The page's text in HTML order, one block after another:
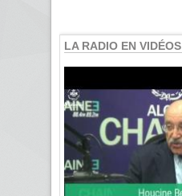
LA RADIO EN VIDÉOS